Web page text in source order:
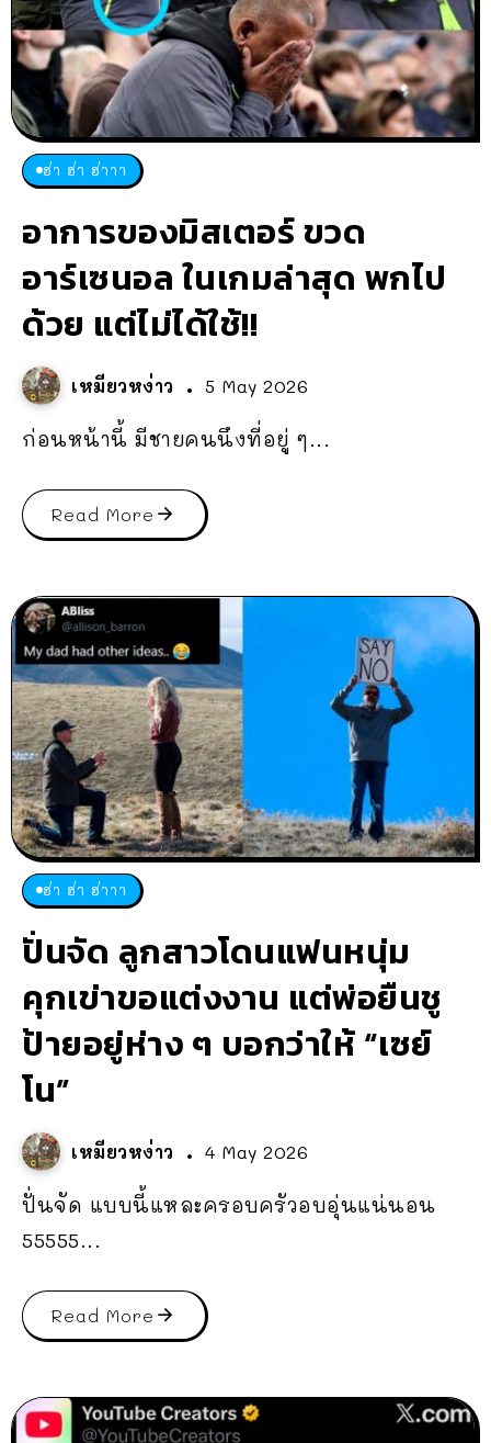
ฮ่า ฮ่า ฮ่าาา
อาการของมิสเตอร์ ขวด
อาร์เซนอล ในเกมล่าสุด พกไป
ด้วย แต่ไม่ได้ใช้!!
เหมียวหง่าว 5 May 2026
ก่อนหน้านี้ มีชายคนนึงที่อยู่ ๆ...
Read More
ฮ่า ฮ่า ฮ่าาา
ปั่นจัด ลูกสาวโดนแฟนหนุ่ม
คุกเข่าขอแต่งงาน แต่พ่อยืนชู
ป้ายอยู่ห่าง ๆ บอกว่าให้ “เซย์
โน”
เหมียวหง่าว 4 May 2026
ปั่นจัด แบบนี้แหละครอบครัวอบอุ่นแน่นอน
55555...
Read More